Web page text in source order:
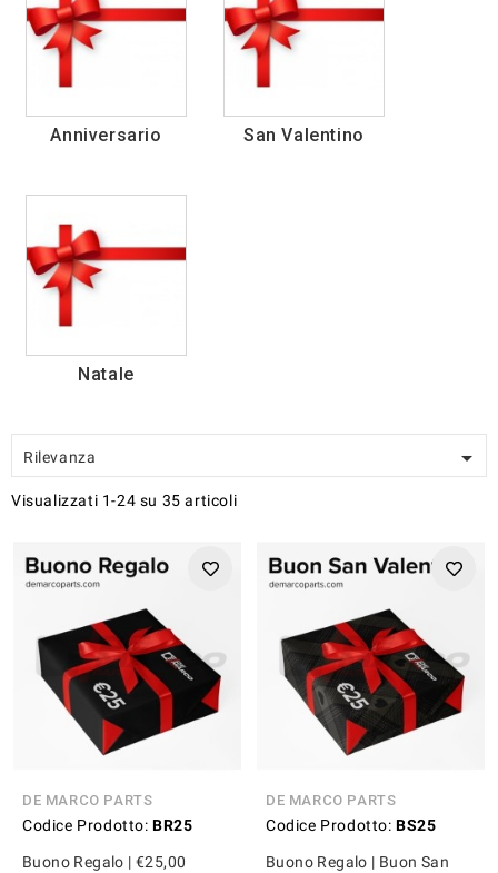
Anniversario San Valentino
Natale
Rilevanza 
Visualizzati 1-24 su 35 articoli
DE MARCO PARTS
Codice Prodotto: BR25
Buono Regalo | €25,00
DE MARCO PARTS
Codice Prodotto: BS25
Buono Regalo | Buon San